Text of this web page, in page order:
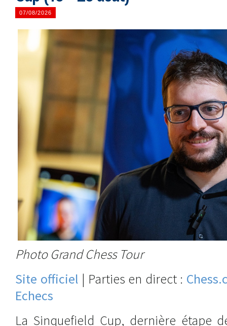
07/08/2026
Photo Grand Chess Tour
Site officiel | Parties en direct :
Echecs
La Sinquefield Cup, dernière étape